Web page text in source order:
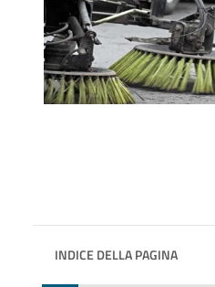
INDICE DELLA PAGINA